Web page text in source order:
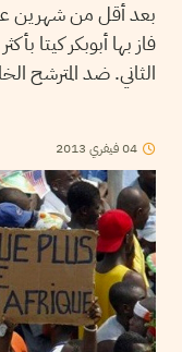
الثاني. ضد المترشح
04فيفري 2013